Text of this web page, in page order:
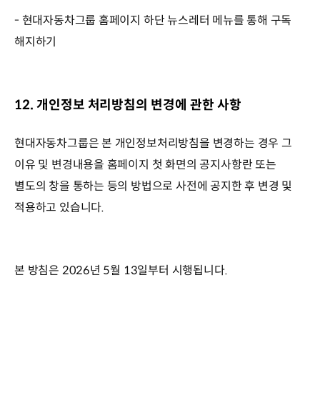
- 현대자동차그룹 홈페이지 하단 뉴스레터 메뉴를 통해 구독
해지하기
12. 개인정보 처리방침의 변경에 관한 사항
현대자동차그룹은 본 개인정보처리방침을 변경하는 경우 그
이유 및 변경내용을 홈페이지 첫 화면의 공지사항란 또는
별도의 창을 통하는 등의 방법으로 사전에 공지한 후 변경 및
적용하고 있습니다.
본 방침은 2026년 5월 13일부터 시행됩니다.